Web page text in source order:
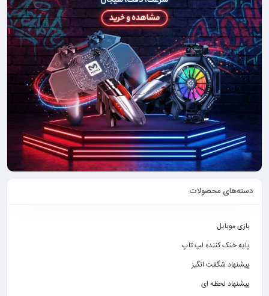
دسته‌های محصولات
بازی موبایل
پایه خنک کننده لپ تاپ
پیشنهاد شگفت انگیز
پیشنهاد لحظه ای